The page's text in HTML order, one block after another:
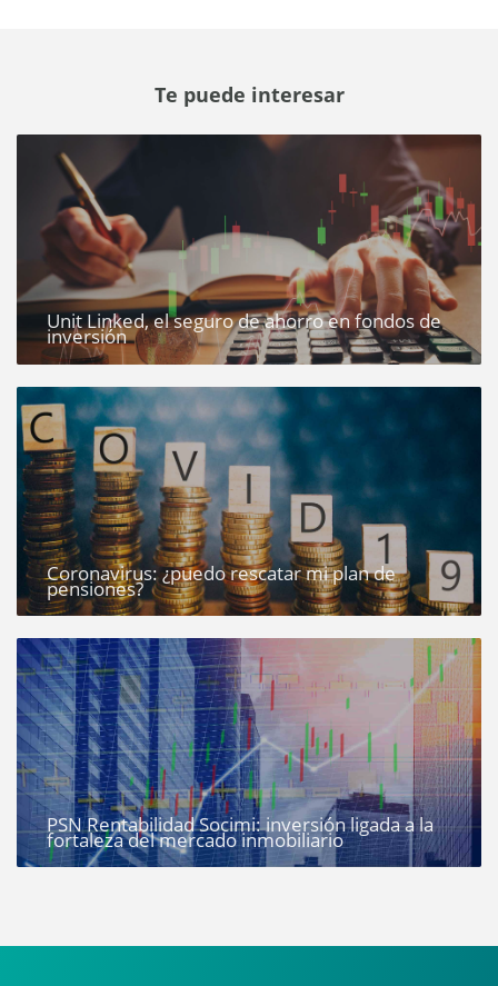
Te puede interesar
Unit Linked, el seguro de ahorro en fondos de
inversión
Coronavirus: ¿puedo rescatar mi plan de
pensiones?
PSN Rentabilidad Socimi: inversión ligada a la
fortaleza del mercado inmobiliario